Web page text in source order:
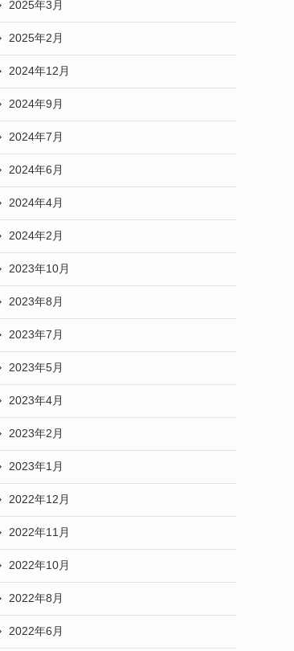
2025年3月
2025年2月
2024年12月
2024年9月
2024年7月
2024年6月
2024年4月
2024年2月
2023年10月
2023年8月
2023年7月
2023年5月
2023年4月
2023年2月
2023年1月
2022年12月
2022年11月
2022年10月
2022年8月
2022年6月